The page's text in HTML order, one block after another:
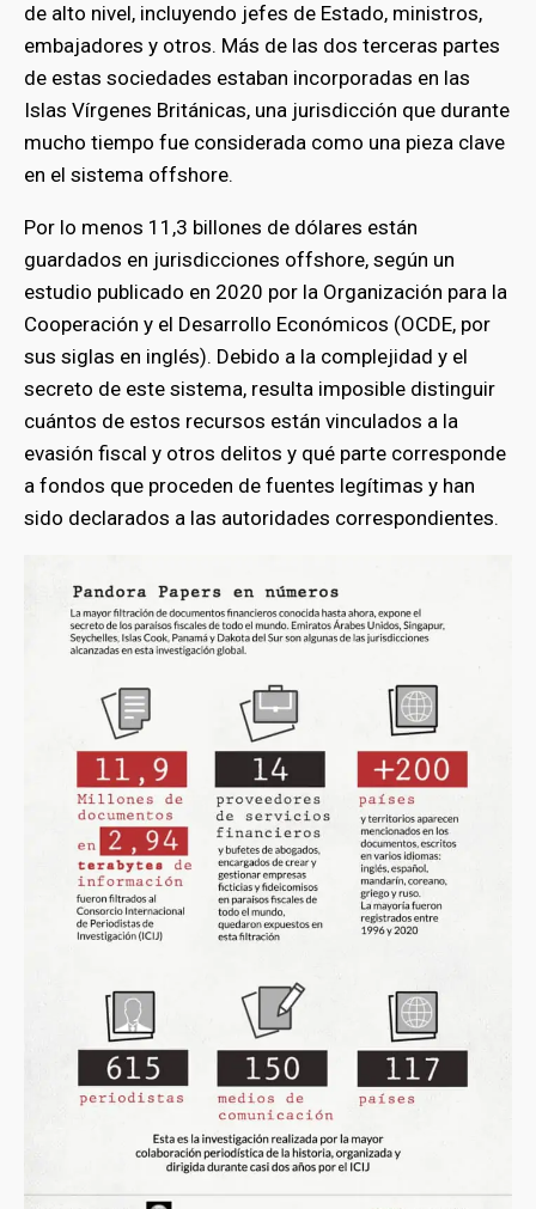
de alto nivel, incluyendo jefes de Estado, ministros,
embajadores y otros. Más de las dos terceras partes
de estas sociedades estaban incorporadas en las
Islas Vírgenes Británicas, una jurisdicción que durante
mucho tiempo fue considerada como una pieza clave
en el sistema offshore.
Por lo menos 11,3 billones de dólares están
guardados en jurisdicciones offshore, según un
estudio publicado en 2020 por la Organización para la
Cooperación y el Desarrollo Económicos (OCDE, por
sus siglas en inglés). Debido a la complejidad y el
secreto de este sistema, resulta imposible distinguir
cuántos de estos recursos están vinculados a la
evasión fiscal y otros delitos y qué parte corresponde
a fondos que proceden de fuentes legítimas y han
sido declarados a las autoridades correspondientes.